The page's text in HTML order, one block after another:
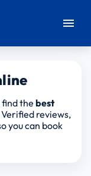
find the best
reviews,
you can book